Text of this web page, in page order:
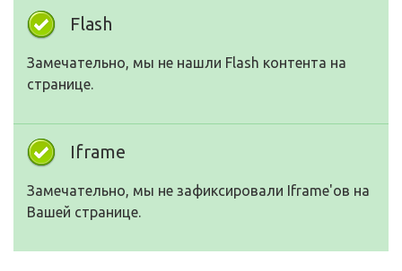
Flash
Замечательно, мы не нашли Flash контента на
странице.
Iframe
Замечательно, мы не зафиксировали Iframe'ов на
Вашей странице.